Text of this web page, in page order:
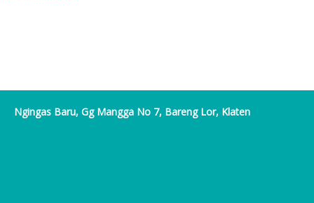
Ngingas Baru, Gg Mangga No 7, Bareng Lor, Klaten